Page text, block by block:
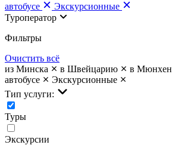
автобусе
Экскурсионные
Туроператор
Фильтры
Очистить всё
из Минска
в Швейцарию в Мюнхен
автобусе
Экскурсионные
Тип услуги:
Туры
Экскурсии